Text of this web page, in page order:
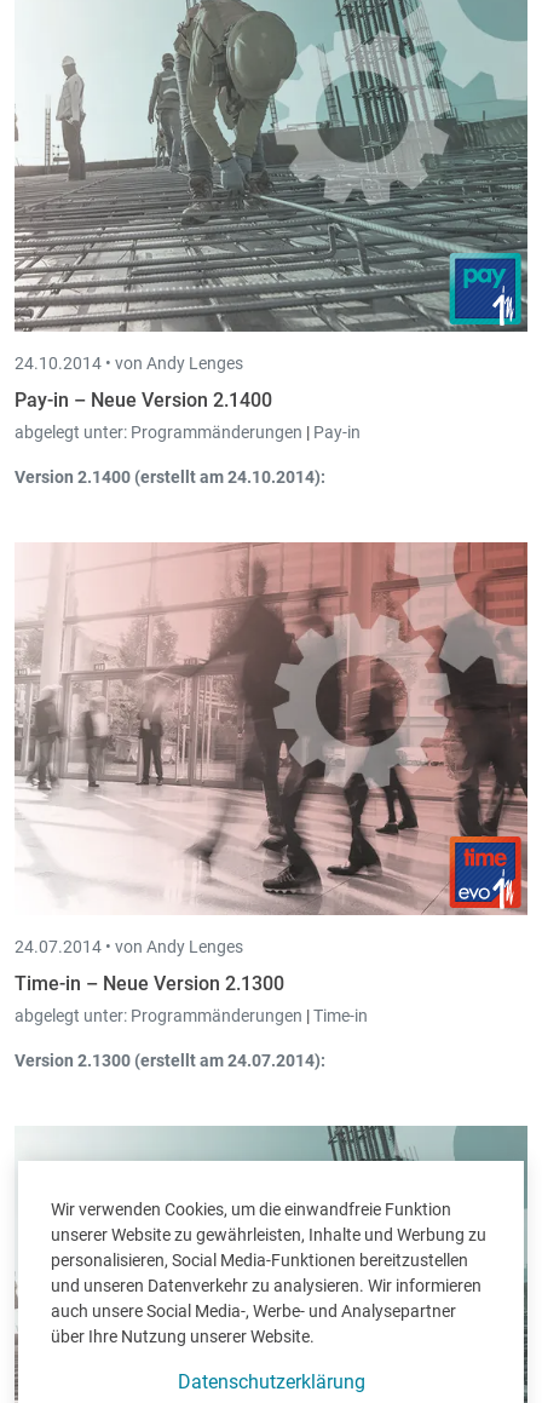
Wir verwenden Cookies, um die einwandfreie Funktion
unserer Website zu gewährleisten, Inhalte und Werbung zu
personalisieren, Social Media-Funktionen bereitzustellen
und unseren Datenverkehr zu analysieren. Wir informieren
auch unsere Social Media-, Werbe- und Analysepartner
über Ihre Nutzung unserer Website.
Datenschutzerklärung
24.10.2014 • von Andy Lenges
Pay-in – Neue Version 2.1400
abgelegt unter: Programmänderungen | Pay-in
Version 2.1400 (erstellt am 24.10.2014):
Zusammenwohnen" mit 6 Tagen Anrecht Urlaub.
24.07.2014 • von Andy Lenges
Time-in – Neue Version 2.1300
abgelegt unter: Programmänderungen |Time-in
Version 2.1300 (erstellt am 24.07.2014):